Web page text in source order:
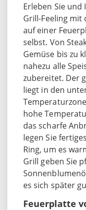
Erleben Sie und
Grill-Feeling mit
auf einer
selbst. Von
Gemüse bis zu
nahezu alle
zubereitet. Der
liegt in den
hohe
das scharfe
legen Sie
Ring, um es
Grill geben Sie
es sich später
Feuerplatte